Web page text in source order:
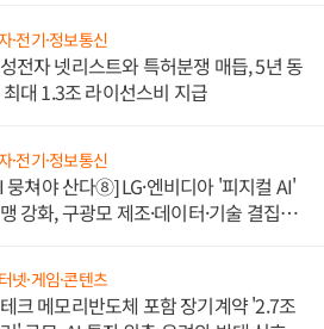
·전기·정보통신
전자 넷리스트와 특허분쟁 매듭, 5년 동
대 1.3조 라이선스비 지급
·전기·정보통신
뭉쳐야 산다⑧] LG·엔비디아 '피지컬 AI'
강화, 구광모 제조·데이터·기술 결집
넷·게임·콘텐츠
크 메모리반도체 포함 장기계약 '2.7조